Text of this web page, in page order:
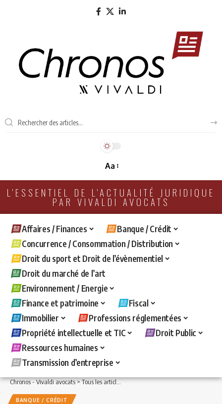
Aa
L'ESSENTIEL DE L'ACTUALITÉ JURIDIQUE
PAR VIVALDI AVOCATS
Affaires / Finances
Banque / Crédit
Concurrence / Consommation / Distribution
Droit du sport et Droit de l’évènementiel
Droit du marché de l’art
Environnement / Energie
Finance et patrimoine
Fiscal
Immobilier
Professions réglementées
Propriété intellectuelle et TIC
Droit Public
Ressources humaines
Transmission d’entreprise
Chronos - Vivaldi avocats>Tous les articles >Banque / Crédit>Avaliste et
BANQUE / CRÉDIT